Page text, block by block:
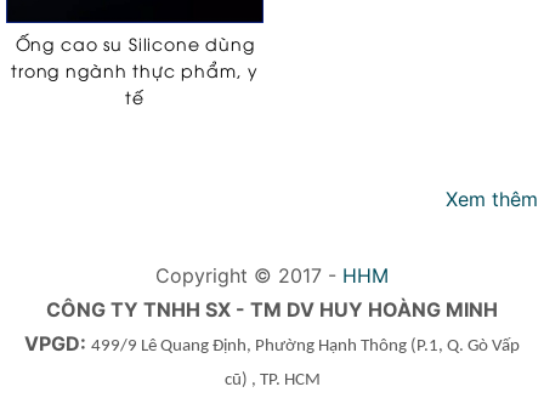
Ống cao su Silicone dùng
trong ngành thực phẩm, y
tế
Xem thêm
Copyright © 2017 - HHM
CÔNG TY TNHH SX - TM DV HUY HOÀNG MINH
VPGD: 499/9 Lê Quang Định, Phường Hạnh Thông (P.1, Q. Gò Vấp
cũ) , TP. HCM